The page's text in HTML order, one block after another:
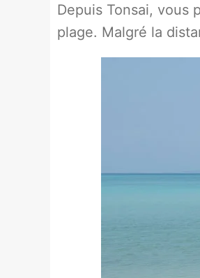
Depuis Tonsai, vous
plage. Malgré la